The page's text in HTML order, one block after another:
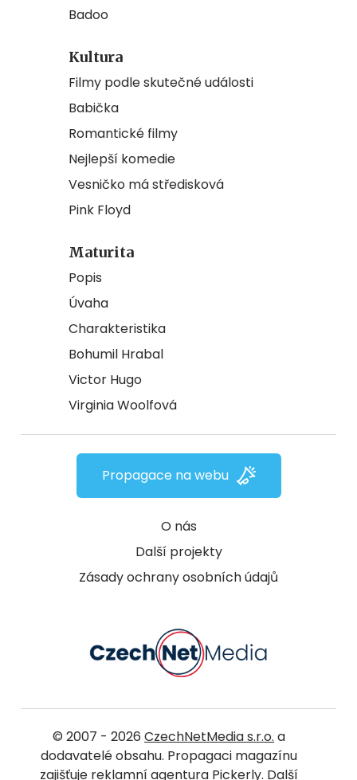
Badoo
Kultura
Filmy podle skutečné události
Babička
Romantické filmy
Nejlepší komedie
Vesničko má středisková
Pink Floyd
Maturita
Popis
Úvaha
Charakteristika
Bohumil Hrabal
Victor Hugo
Virginia Woolfová
O nás
Další projekty
Zásady ochrany osobních údajů
Propagace na webu
© 2007 - 2026 CzechNetMedia s.r.o. a
dodavatelé obsahu. Propagaci magazínu
zajišťuje reklamní agentura Pickerly. Další